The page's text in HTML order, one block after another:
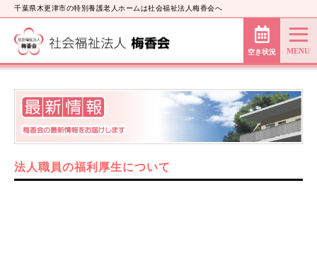
千葉県木更津市の特別養護老人ホームは社会福祉法人梅香会へ
空き状況
法人職員の福利厚生について